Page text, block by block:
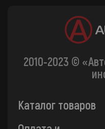
2010-2023 ©
Каталог товаров